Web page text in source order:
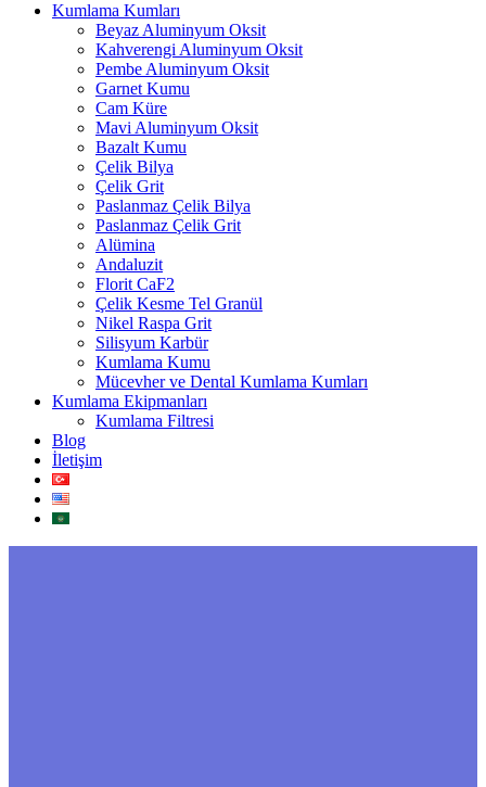
Kumlama Kumları
Beyaz Aluminyum Oksit
Kahverengi Aluminyum Oksit
Pembe Aluminyum Oksit
Garnet Kumu
Cam Küre
Mavi Aluminyum Oksit
Bazalt Kumu
Çelik Bilya
Çelik Grit
Paslanmaz Çelik Bilya
Paslanmaz Çelik Grit
Alümina
Andaluzit
Florit CaF2
Çelik Kesme Tel Granül
Nikel Raspa Grit
Silisyum Karbür
Kumlama Kumu
Mücevher ve Dental Kumlama Kumları
Kumlama Ekipmanları
Kumlama Filtresi
Blog
İletişim